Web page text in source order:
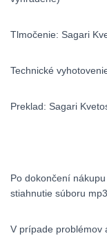
Tlmočenie: Sagari
Technické
Preklad: Sagari
Po dokončení
stiahnutie súboru mp3.
V prípade problémov